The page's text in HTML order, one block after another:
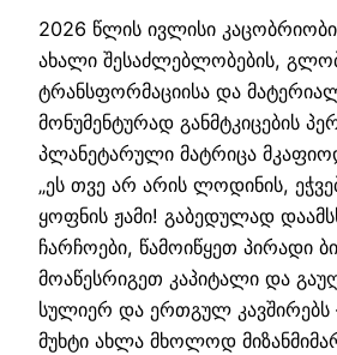
2026 წლის ივლისი
ახალი შესაძლებლობების,
ტრანსფორმაციისა და
მონუმენტურად განმტკიცების
პლანეტარული მატრიცა
„ეს თვე არ არის ლოდინის,
ყოფნის ჟამი! გაბედულად
ჩარჩოები, წამოიწყეთ პირადი
მოაწესრიგეთ კაპიტალი და
სულიერ და ერთგულ
მუხტი ახლა მხოლოდ